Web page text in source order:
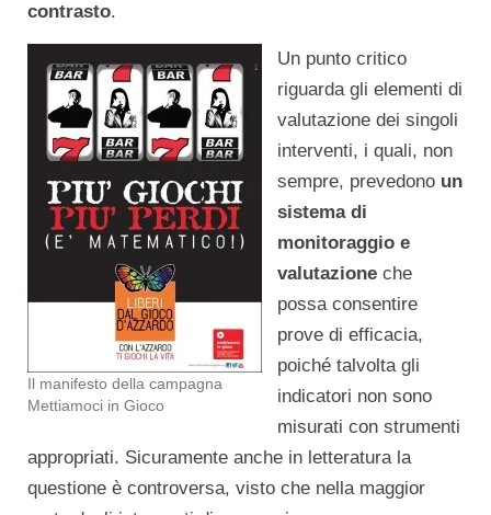
contrasto.
Il manifesto della campagna
Mettiamoci in Gioco
Un punto critico
riguarda gli elementi di
valutazione dei singoli
interventi, i quali, non
sempre, prevedono un
sistema di
monitoraggio e
valutazione che
possa consentire
prove di efficacia,
poiché talvolta gli
indicatori non sono
misurati con strumenti
appropriati. Sicuramente anche in letteratura la
questione è controversa, visto che nella maggior